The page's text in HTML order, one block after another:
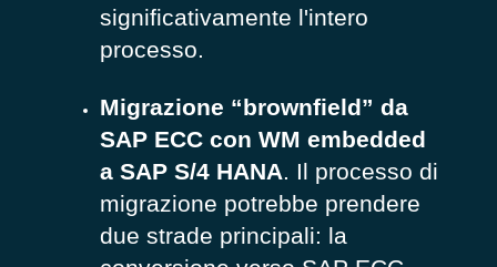
significativamente l'intero
processo.
Migrazione “brownfield” da
SAP ECC con WM embedded
a SAP S/4 HANA. Il processo di
migrazione potrebbe prendere
due strade principali: la